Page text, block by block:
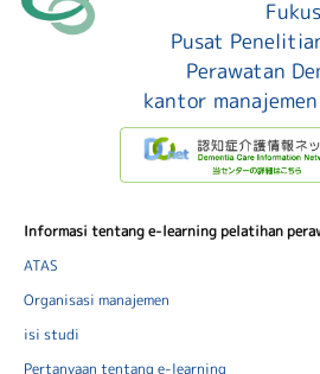
Pusat
Perawatan
kantor
Informasi tentang e-learning pelatihan
ATAS
Organisasi manajemen
isi studi
Pertanyaan tentang e-learning